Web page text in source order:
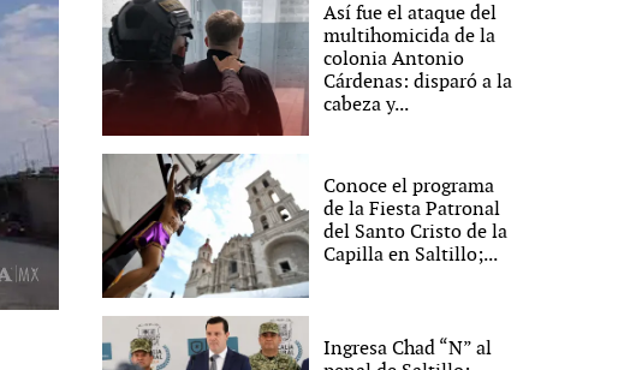
Así fue el ataque del
multihomicida de la
colonia Antonio
Cárdenas: disparó a la
cabeza y...
Conoce el programa
de la Fiesta Patronal
del Santo Cristo de la
Capilla en Saltillo;...
Ingresa Chad “N” al